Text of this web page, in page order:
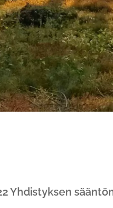
Yhdistyksen